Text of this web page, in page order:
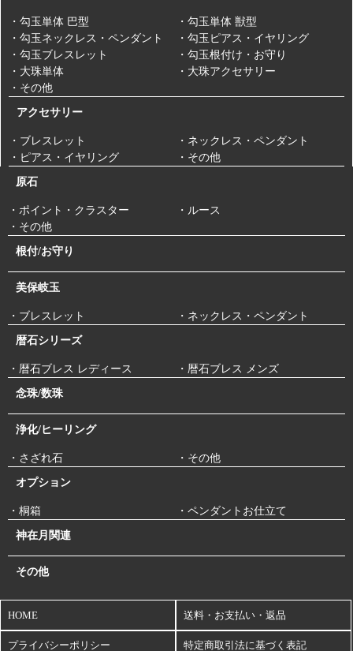
・勾玉単体 巴型
・勾玉単体 獣型
・勾玉ネックレス・ペンダント
・勾玉ピアス・イヤリング
・勾玉ブレスレット
・勾玉根付け・お守り
・大珠単体
・大珠アクセサリー
・その他
アクセサリー
・ブレスレット
・ネックレス・ペンダント
・ピアス・イヤリング
・その他
原石
・ポイント・クラスター
・ルース
・その他
根付/お守り
美保岐玉
・ブレスレット ・ネックレス・ペンダント
暦石シリーズ
・暦石ブレス レディース ・暦石ブレス メンズ
念珠/数珠
浄化/ヒーリング
・さざれ石 ・その他
オプション
・桐箱 ・ペンダントお仕立て
神在月関連
その他
HOME 送料・お支払い・返品
プライバシーポリシー 特定商取引法に基づく表記